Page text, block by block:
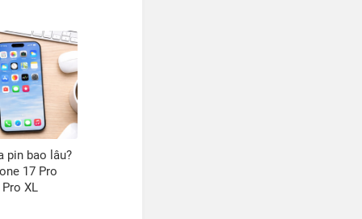
pin bao lâu?
17 Pro
XL